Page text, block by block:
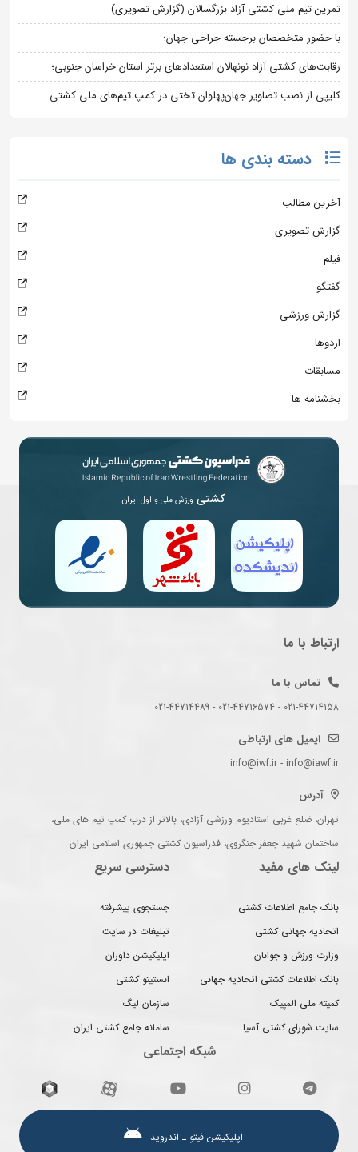
تمرین تیم ملی کشتی آزاد بزرگسالان (گزارش تصویری)
با حضور متخصصان برجسته جراحی جهان؛
رقابت‌های کشتی آزاد نونهالان استعدادهای برتر استان خراسان جنوبی؛
کلیپی از نصب تصاویر جهان‌پهلوان تختی در کمپ تیم‌های ملی کشتی
دسته بندی ها
آخرین مطالب
گزارش تصویری
فیلم
گفتگو
گزارش ورزشی
اردوها
مسابقات
بخشنامه ها
کشتی ورزش ملی و اول ایران
ارتباط با ما
تماس با ما
021-44714158 - 021-44716574 - 021-44714489
ایمیل های ارتباطی
info@iwf.ir - info@iawf.ir
آدرس
تهران، ضلع غربی استادیوم ورزشی آزادی، بالاتر از درب کمپ تیم های ملی،
ساختمان شهید جعفر جنگروی، فدراسیون کشتی جمهوری اسلامی ایران
لینک های مفید
بانک جامع اطلاعات کشتی
اتحادیه جهانی کشتی
وزارت ورزش و جوانان
بانک اطلاعات کشتی اتحادیه جهانی
کمیته ملی المپیک
سایت شورای کشتی آسیا
دسترسی سریع
جستجوی پیشرفته
تبلیغات در سایت
اپلیکیشن داوران
انستیتو کشتی
سازمان لیگ
سامانه جامع کشتی ایران
شبکه اجتماعی
اپلیکیشن فیتو ـ اندروید